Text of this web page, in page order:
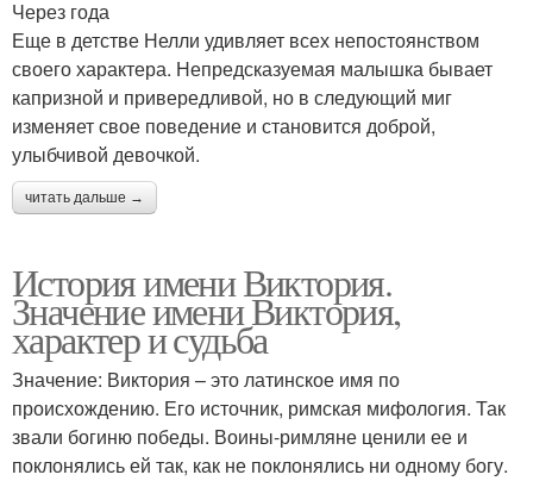
Через года
Еще в детстве Нелли удивляет всех непостоянством
своего характера. Непредсказуемая малышка бывает
капризной и привередливой, но в следующий миг
изменяет свое поведение и становится доброй,
улыбчивой девочкой.
читать дальше →
История имени Виктория.
Значение имени Виктория,
характер и судьба
Значение: Виктория – это латинское имя по
происхождению. Его источник, римская мифология. Так
звали богиню победы. Воины-римляне ценили ее и
поклонялись ей так, как не поклонялись ни одному богу.